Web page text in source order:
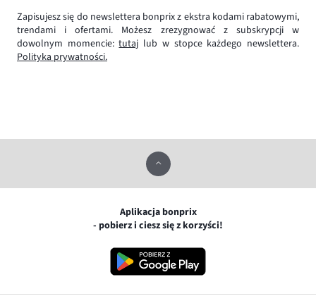
Zapisujesz się do newslettera bonprix z ekstra kodami rabatowymi,
trendami i ofertami. Możesz zrezygnować z subskrypcji w
dowolnym momencie:tutaj lub w stopce każdego newslettera.
Polityka prywatności.
Aplikacja bonprix
- pobierz i ciesz się z korzyści!